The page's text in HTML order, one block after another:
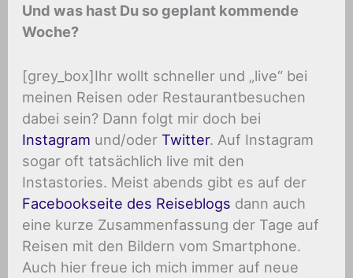
Und was hast Du so geplant kommende
Woche?
[grey_box]Ihr wollt schneller und „live“ bei
meinen Reisen oder Restaurantbesuchen
dabei sein? Dann folgt mir doch bei
Instagram und/oderTwitter. Auf Instagram
sogar oft tatsächlich live mit den
Instastories. Meist abends gibt es auf der
Facebookseite des Reiseblogs dann auch
eine kurze Zusammenfassung der Tage auf
Reisen mit den Bildern vom Smartphone.
Auch hier freue ich mich immer auf neue